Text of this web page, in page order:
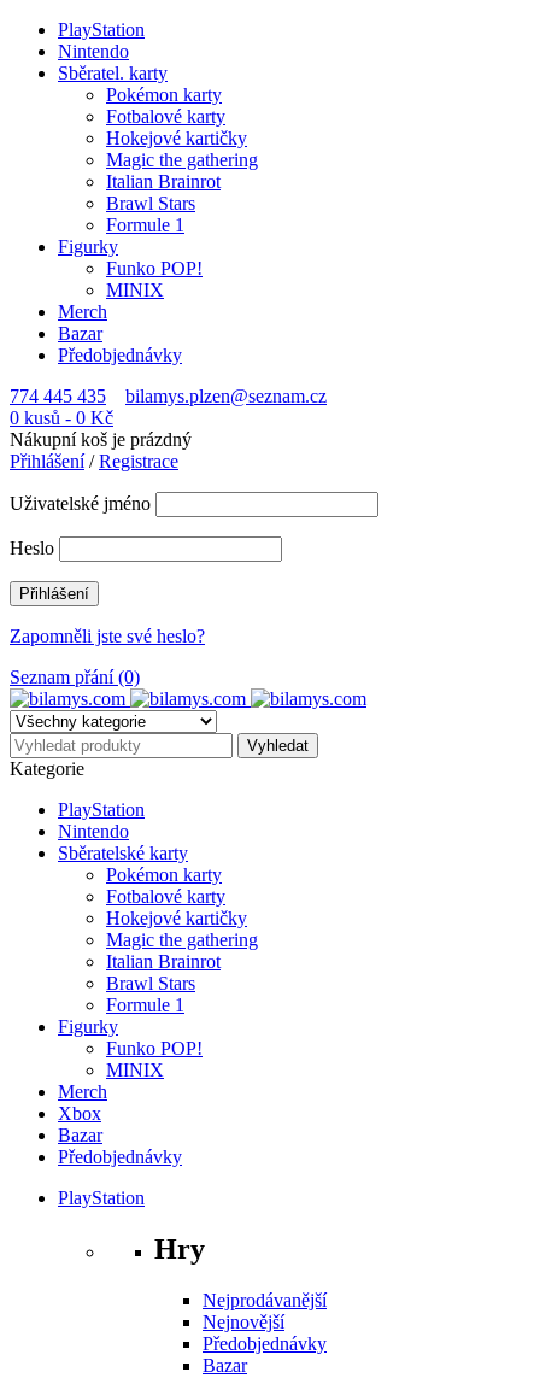
PlayStation
Nintendo
Sběratel. karty
Pokémon karty
Fotbalové karty
Hokejové kartičky
Magic the gathering
Italian Brainrot
Brawl Stars
Formule 1
Figurky
Funko POP!
MINIX
Merch
Bazar
Předobjednávky
774 445 435
bilamys.plzen@seznam.cz
0 kusů - 0 Kč
Nákupní koš je prázdný
Přihlášení/Registrace
Uživatelské jméno
Heslo
Zapomněli jste své heslo?
Seznam přání (0)
Kategorie
PlayStation
Nintendo
Sběratelské karty
Pokémon karty
Fotbalové karty
Hokejové kartičky
Magic the gathering
Italian Brainrot
Brawl Stars
Formule 1
Figurky
Funko POP!
MINIX
Merch
Xbox
Bazar
Předobjednávky
PlayStation
Hry
Nejprodávanější
Nejnovější
Předobjednávky
Bazar